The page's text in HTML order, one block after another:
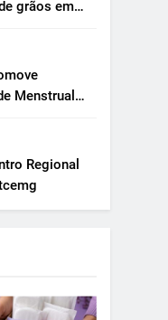
grãos em
Menstrual
Regional